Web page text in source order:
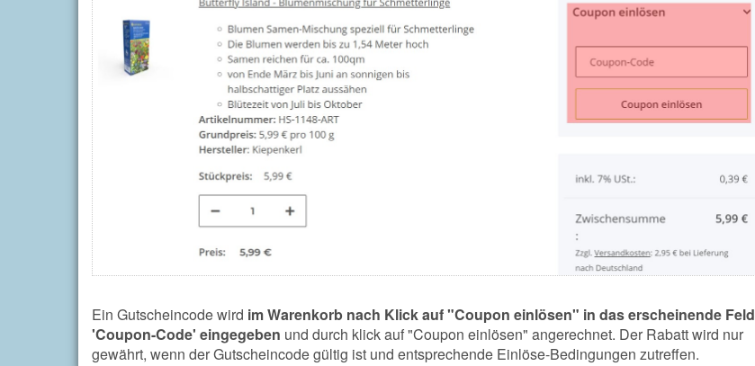
Ein Gutscheincode wird im Warenkorb nach Klick auf "Coupon einlösen" in das erscheinende Feld
'Coupon-Code' eingegeben und durch klick auf "Coupon einlösen" angerechnet. Der Rabatt wird nur
gewährt, wenn der Gutscheincode gültig ist und entsprechende Einlöse-Bedingungen zutreffen.